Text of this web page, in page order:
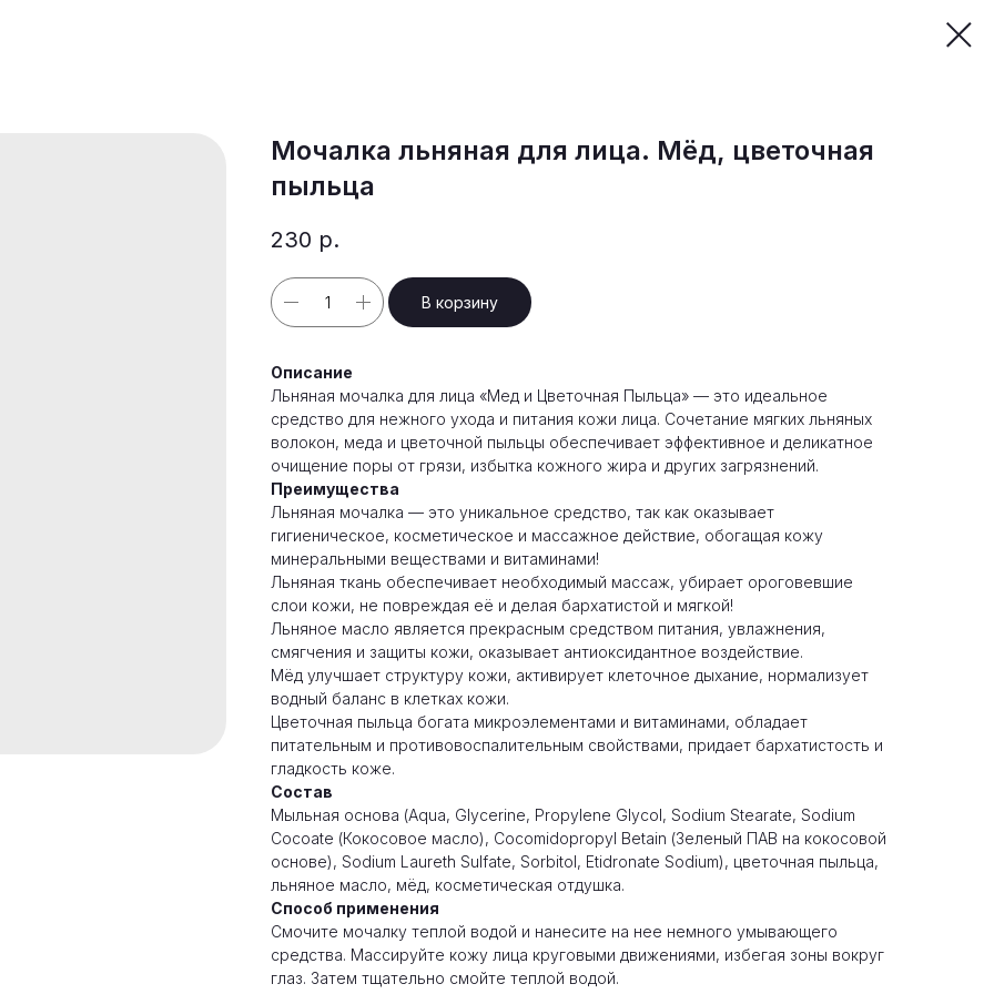
Мочалка льняная для лица. Мёд, цветочная
пыльца
230 р.
В корзину
Описание
Льняная мочалка для лица «Мед и Цветочная Пыльца» — это идеальное
средство для нежного ухода и питания кожи лица. Сочетание мягких льняных
волокон, меда и цветочной пыльцы обеспечивает эффективное и деликатное
очищение поры от грязи, избытка кожного жира и других загрязнений.
Преимущества
Льняная мочалка — это уникальное средство, так как оказывает
гигиеническое, косметическое и массажное действие, обогащая кожу
минеральными веществами и витаминами!
Льняная ткань обеспечивает необходимый массаж, убирает ороговевшие
слои кожи, не повреждая её и делая бархатистой и мягкой!
Льняное масло является прекрасным средством питания, увлажнения,
смягчения и защиты кожи, оказывает антиоксидантное воздействие.
Мёд улучшает структуру кожи, активирует клеточное дыхание, нормализует
водный баланс в клетках кожи.
Цветочная пыльца богата микроэлементами и витаминами, обладает
питательным и противовоспалительным свойствами, придает бархатистость и
гладкость коже.
Состав
Мыльная основа (Aqua, Glycerine, Propylene Glycol, Sodium Stearate, Sodium
Cocoate (Кокосовое масло), Cocomidopropyl Betain (Зеленый ПАВ на кокосовой
основе), Sodium Laureth Sulfate, Sorbitol, Etidronate Sodium), цветочная пыльца,
льняное масло, мёд, косметическая отдушка.
Способ применения
Смочите мочалку теплой водой и нанесите на нее немного умывающего
средства. Массируйте кожу лица круговыми движениями, избегая зоны вокруг
глаз. Затем тщательно смойте теплой водой.